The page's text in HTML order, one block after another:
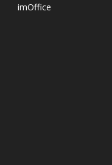
imOffice